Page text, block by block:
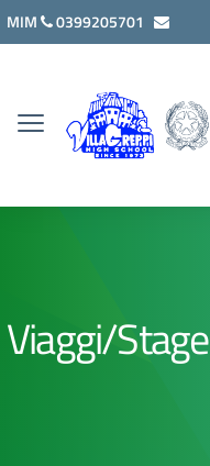
Vai ai contenuti
Vai al menu di navigazione
Vai al footer
MIM
0399205701
Viaggi/Stage